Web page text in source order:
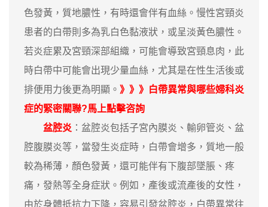
色發黃，質地膿性，有時還會伴有血絲。慢性宮頸炎
患者的白帶則多為乳白色黏液狀，或呈淡黃色膿性。
若炎症累及宮頸深部組織，可能會導致宮頸息肉，此
時白帶中可能會出現少量血絲，尤其是在性生活後或
排便用力後更為明顯。 》》》白帶異常與哪些婦科炎
症的緊密關聯?馬上點擊咨詢
盆腔炎 ：盆腔炎包括子宮內膜炎、輸卵管炎、盆
腔腹膜炎等，當發生炎症時，白帶會增多，質地一般
較為稀薄，顏色發黃，還可能伴有下腹部墜脹、疼
痛，發熱等全身症狀。例如，產後或流產後的女性，
由於身體抵抗力下降，容易引發盆腔炎，白帶異常往